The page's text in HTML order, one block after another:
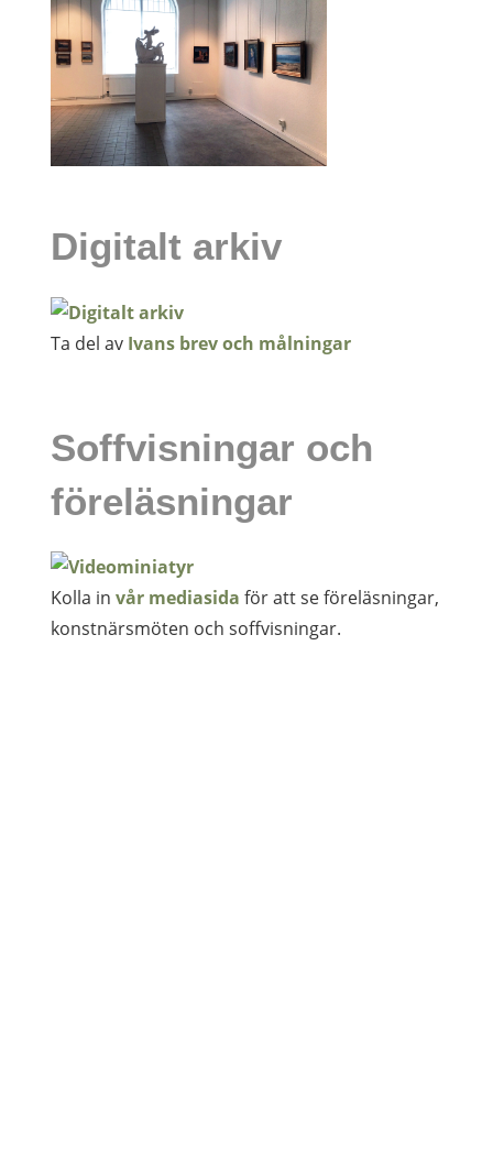
Digitalt arkiv
Ta del av Ivans brev och målningar
Soffvisningar och
föreläsningar
Kolla invår mediasida för att se föreläsningar,
konstnärsmöten och soffvisningar.